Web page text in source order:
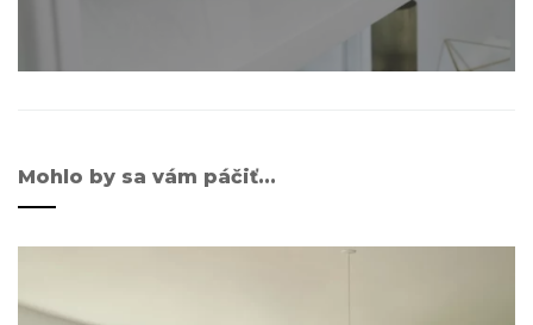
Mohlo by sa vám páčiť...